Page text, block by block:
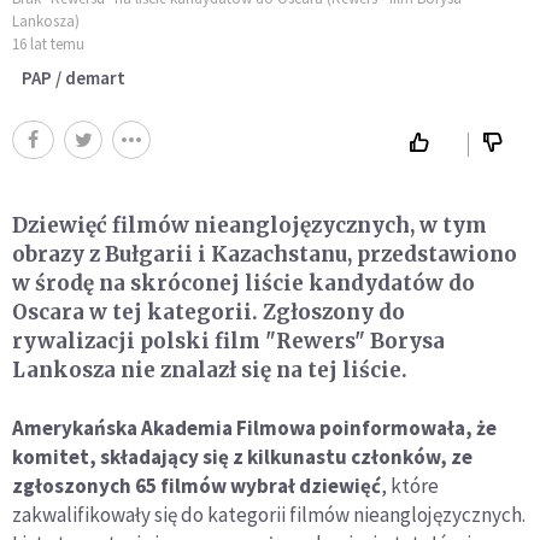
Lankosza)
16 lat temu
PAP / demart
Dziewięć filmów nieanglojęzycznych, w tym
obrazy z Bułgarii i Kazachstanu, przedstawiono
w środę na skróconej liście kandydatów do
Oscara w tej kategorii. Zgłoszony do
rywalizacji polski film "Rewers" Borysa
Lankosza nie znalazł się na tej liście.
Amerykańska Akademia Filmowa poinformowała, że
komitet, składający się z kilkunastu członków, ze
zgłoszonych 65 filmów wybrał dziewięć, które
zakwalifikowały się do kategorii filmów nieanglojęzycznych.